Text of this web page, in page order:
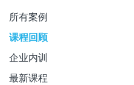
所有案例
课程回顾
企业内训
最新课程